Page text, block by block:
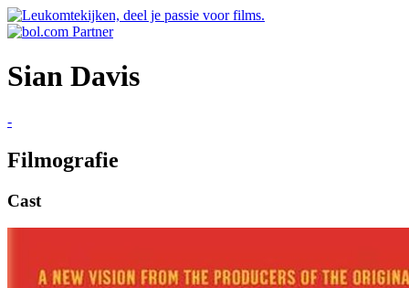
Sian Davis
-
Filmografie
Cast